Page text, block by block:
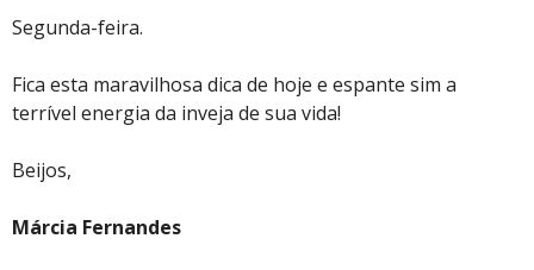
Segunda-feira.
Fica esta maravilhosa dica de hoje e espante sim a
terrível energia da inveja de sua vida!
Beijos,
Márcia Fernandes